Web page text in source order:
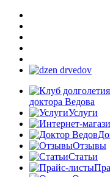
доктора Ведова
Услуги
Отзывы
Статьи